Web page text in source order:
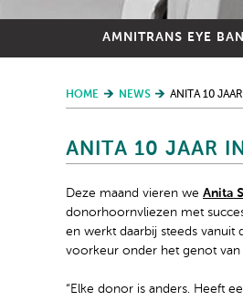
AMNITRANS EYE
HOME NEWS ANITA 10
ANITA 10 JAAR
Deze maand vieren we Anita
donorhoornvliezen met
en werkt daarbij steeds
voorkeur onder het genot
“Elke donor is anders. Heeft